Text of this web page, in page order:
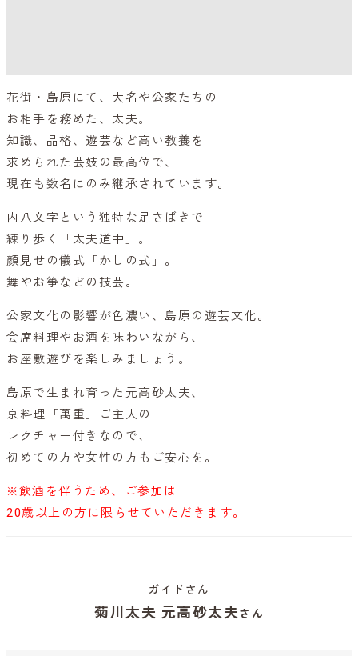
花街・島原にて、大名や公家たちの
お相手を務めた、太夫。
知識、品格、遊芸など高い教養を
求められた芸妓の最高位で、
現在も数名にのみ継承されています。
内八文字という独特な足さばきで
練り歩く「太夫道中」。
顔見せの儀式「かしの式」。
舞やお箏などの技芸。
公家文化の影響が色濃い、島原の遊芸文化。
会席料理やお酒を味わいながら、
お座敷遊びを楽しみましょう。
島原で生まれ育った元高砂太夫、
京料理「萬重」ご主人の
レクチャー付きなので、
初めての方や女性の方もご安心を。
※飲酒を伴うため、ご参加は
20歳以上の方に限らせていただきます。
ガイドさん
菊川太夫 元高砂太夫さん